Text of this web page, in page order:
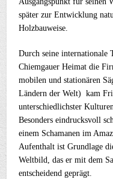
später zur Entwicklung
Holzbauweise.
Durch seine
Chiemgauer Heimat die
mobilen und stationären
Ländern der Welt) kam
unterschiedlichster
Besonders eindrucksvoll
einem Schamanen im
Aufenthalt ist Grundlage
Weltbild, das er mit dem
entscheidend geprägt.